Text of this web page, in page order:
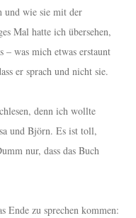
und wie sie mit der
Mal hatte ich übersehen,
– was mich etwas erstaunt
er sprach und nicht sie.
denn ich wollte
und Björn. Es ist toll,
nur, dass das Buch
Ende zu sprechen kommen: